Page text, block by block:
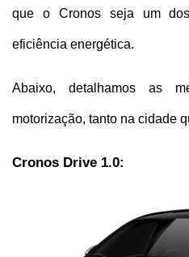
que o Cronos seja um
eficiência energética.
Abaixo, detalhamos as
motorização, tanto na cidade
Cronos Drive 1.0: